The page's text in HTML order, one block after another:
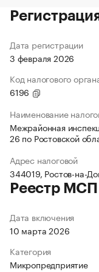
Дата регистрации
3 февраля 2026
Код налогового
6196
Наименование
Межрайонная
26 по Ростовской
Адрес налоговой
344019, Ростов-на-
Реестр МСП
Дата включения
10 марта 2026
Категория
Микропредприятие